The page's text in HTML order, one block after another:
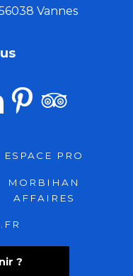
Vannes
?
ESPACE PRO
MORBIHAN
AFFAIRES